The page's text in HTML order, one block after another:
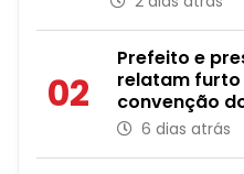
02
Prefeito e
relatam furto
convenção
6 dias atrás